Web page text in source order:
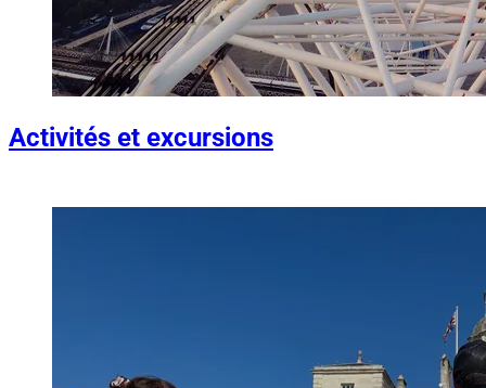
Activités et excursions